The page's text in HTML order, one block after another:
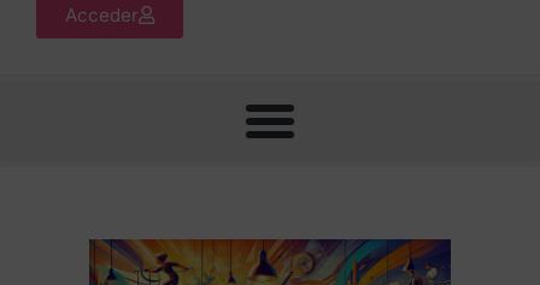
Acceder